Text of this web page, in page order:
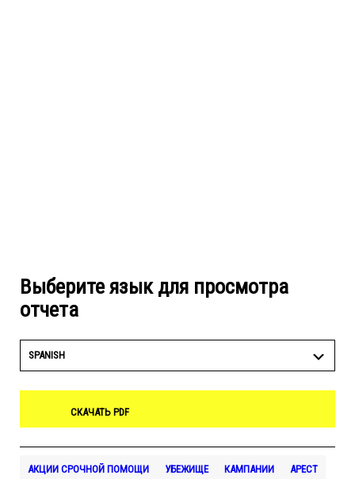
Выберите язык для просмотра
отчета
SPANISH
СКАЧАТЬ PDF
АКЦИИ СРОЧНОЙ ПОМОЩИ УБЕЖИЩЕ КАМПАНИИ АРЕСТ